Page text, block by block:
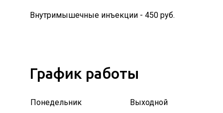
Внутримышечные инъекции - 450 руб.
График работы
Понедельник
Выходной